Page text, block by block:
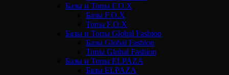
Базы и Топы F.O.X
Базы F.O.X
Топы F.O.X
Базы и Топы Global Fashion
Базы Global Fashion
Топы Global Fashion
Базы и Топы ELPAZA
Базы ELPAZA